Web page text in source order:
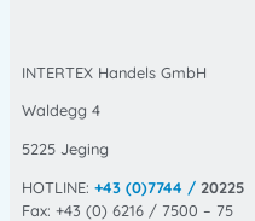
INTERTEX Handels GmbH
Waldegg 4
5225 Jeging
HOTLINE: +43 (0)7744 / 20225
Fax: +43 (0) 6216 / 7500 – 75